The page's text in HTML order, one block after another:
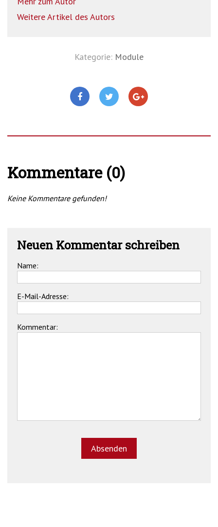
Weitere Artikel des Autors
Kategorie: Module
Kommentare (0)
Keine Kommentare gefunden!
Neuen Kommentar schreiben
Name:
E-Mail-Adresse:
Kommentar: